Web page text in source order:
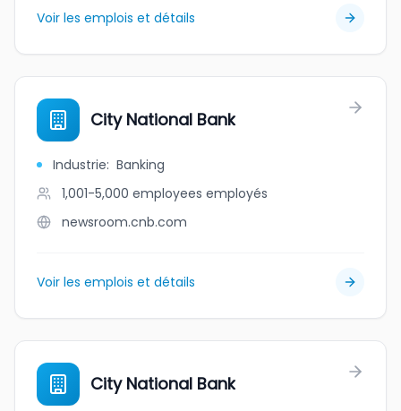
Voir les emplois et détails
City National Bank
Industrie: Banking
1,001-5,000 employees employés
newsroom.cnb.com
Voir les emplois et détails
City National Bank